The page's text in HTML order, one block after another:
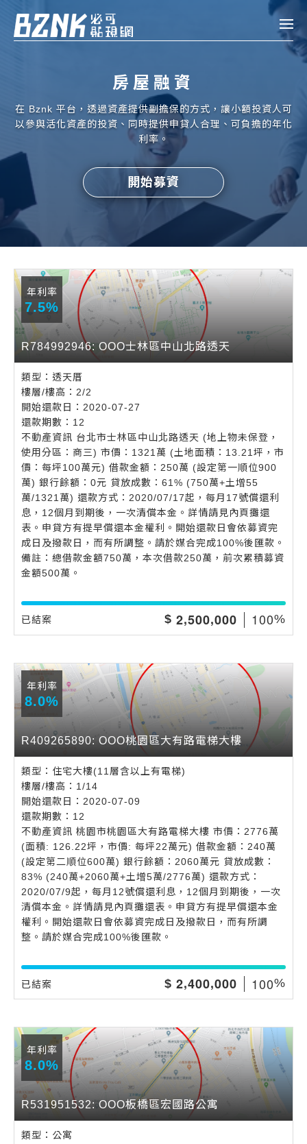
投資
企業融資
企業專案融資
房屋副擔保融資
常見問題
帳款轉讓
企業專案融資
房屋副擔保融資
平台操作
知識專區
平台介紹
註冊 登入
房屋融資
在 Bznk 平台，透過資產提供副擔保的方式，讓小額投資人可
以參與活化資產的投資、同時提供申貸人合理、可負擔的年化
利率。
開始募資
R784992946: OOO士林區中山北路透天
年利率
7.5%
類型：透天厝
樓層/樓高：2/2
開始還款日：2020-07-27
還款期數：12
不動產資訊 台北市士林區中山北路透天 (地上物未保登，
使用分區：商三) 市價：1321萬 (土地面積：13.21坪，市
價：每坪100萬元) 借款金額：250萬 (設定第一順位900
萬) 銀行餘額：0元 貸放成數：61% (750萬+土增55
萬/1321萬) 還款方式：2020/07/17起，每月17號償還利
息，12個月到期後，一次清償本金。詳情請見內頁攤還
表。申貸方有提早償還本金權利。開始還款日會依募資完
成日及撥款日，而有所調整。請於媒合完成100%後匯款。
備註：總借款金額750萬，本次借款250萬，前次累積募資
金額500萬。
已結案 $ 2,500,000 100%
R409265890: OOO桃園區大有路電梯大樓
年利率
8.0%
類型：住宅大樓(11層含以上有電梯)
樓層/樓高：1/14
開始還款日：2020-07-09
還款期數：12
不動產資訊 桃園市桃園區大有路電梯大樓 市價：2776萬
(面積: 126.22坪，市價: 每坪22萬元) 借款金額：240萬
(設定第二順位600萬) 銀行餘額：2060萬元 貸放成數：
83% (240萬+2060萬+土增5萬/2776萬) 還款方式：
2020/07/9起，每月12號償還利息，12個月到期後，一次
清償本金。詳情請見內頁攤還表。申貸方有提早償還本金
權利。開始還款日會依募資完成日及撥款日，而有所調
整。請於媒合完成100%後匯款。
已結案 $ 2,400,000 100%
R531951532: OOO板橋區宏國路公寓
年利率
8.0%
類型：公寓